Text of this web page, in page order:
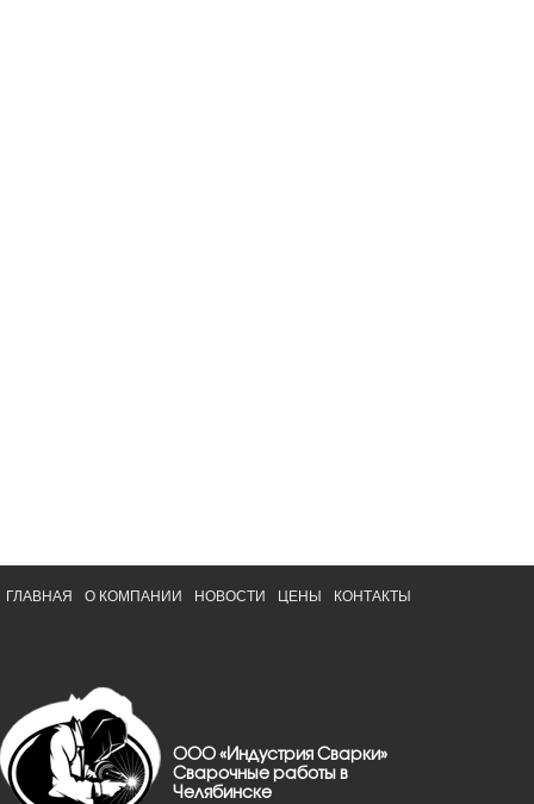
ГЛАВНАЯ О КОМПАНИИ НОВОСТИ ЦЕНЫ КОНТАКТЫ
ООО «Индустрия Сварки»
Сварочные работы в
Челябинске